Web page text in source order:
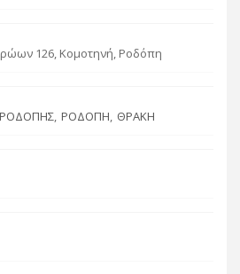
126, Κομοτηνή, Ροδόπη
ΡΟΔΟΠΗ ΘΡΑΚΗ